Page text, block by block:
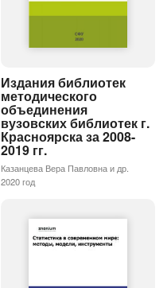
Издания библиотек
методического
объединения
вузовских библиотек г.
Красноярска за 2008-
2019 гг.
Казанцева Вера Павловна и др.
2020 год